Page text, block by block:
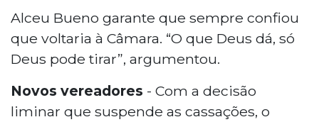
Alceu Bueno garante que sempre confiou
que voltaria à Câmara. “O que Deus dá, só
Deus pode tirar”, argumentou.
Novos vereadores - Com a decisão
liminar que suspende as cassações, o